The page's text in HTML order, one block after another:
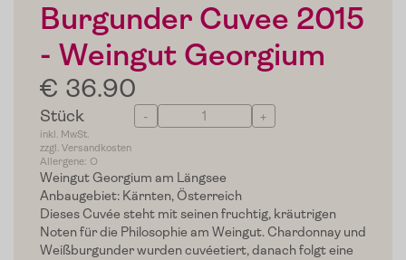
Burgunder Cuvee 2015
- Weingut Georgium
€ 36.90
Stück - +
inkl. MwSt.
zzgl. Versandkosten
Allergene: O
Weingut Georgium am Längsee
Anbaugebiet: Kärnten, Österreich
Dieses Cuvée steht mit seinen fruchtig, kräutrigen
Noten für die Philosophie am Weingut. Chardonnay und
Weißburgunder wurden cuvéetiert, danach folgt eine